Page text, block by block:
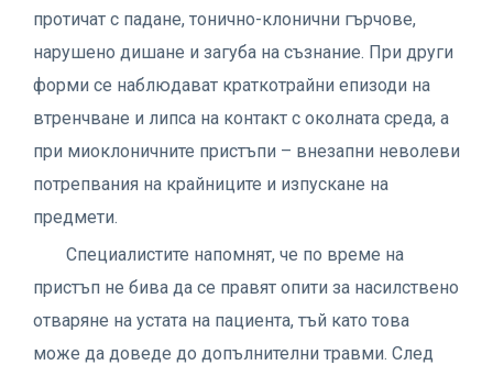
протичат с падане, тонично-клонични гърчове,
нарушено дишане и загуба на съзнание. При други
форми се наблюдават краткотрайни епизоди на
втренчване и липса на контакт с околната среда, а
при миоклоничните пристъпи – внезапни неволеви
потрепвания на крайниците и изпускане на
предмети.
Специалистите напомнят, че по време на
пристъп не бива да се правят опити за насилствено
отваряне на устата на пациента, тъй като това
може да доведе до допълнителни травми. След